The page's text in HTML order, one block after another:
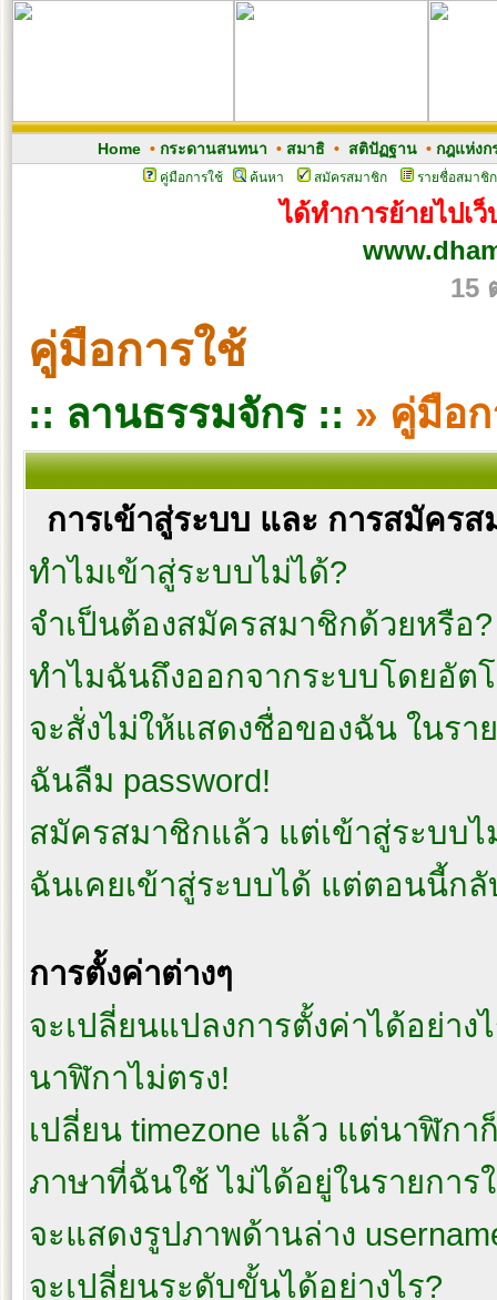
Home• กระดานสนทนา • สมาธิ• สติปัฏฐาน• กฎแห่งก
คู่มือการใช้ ค้นหา สมัครสมาชิก รายชื่อสมาชิก
ได้ทำการย้ายไปเ
15
คู่มือการใช้
:: ลานธรรมจักร :: » คู่มือ
การเข้าสู่ระบบ และ การสมัครส
ทำไมเข้าสู่ระบบไม่ได้?
จำเป็นต้องสมัครสมาชิกด้วยหรือ?
ทำไมฉันถึงออกจากระบบโดยอัต
จะสั่งไม่ให้แสดงชื่อของฉัน ในรา
ฉันลืม password!
สมัครสมาชิกแล้ว แต่เข้าสู่ระบบไ
ฉันเคยเข้าสู่ระบบได้ แต่ตอนนี้กลั
การตั้งค่าต่างๆ
จะเปลี่ยนแปลงการตั้งค่าได้อย่าง
นาฬิกาไม่ตรง!
เปลี่ยน timezone แล้ว แต่นาฬิกา
ภาษาที่ฉันใช้ ไม่ได้อยู่ในรายการ
จะแสดงรูปภาพด้านล่าง
จะเปลี่ยนระดับขั้นได้อย่างไร?